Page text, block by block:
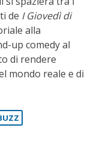
de I Giovedì di
alla
up comedy al
di rendere
mondo reale e di